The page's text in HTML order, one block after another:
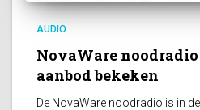
AUDIO
NovaWare
aanbod bekeken
De NovaWare noodradio is in